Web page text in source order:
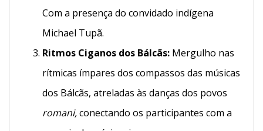
Com a presença do convidado indígena
Michael Tupã.
Ritmos Ciganos dos Bálcãs: Mergulho nas
rítmicas ímpares dos compassos das músicas
dos Bálcãs, atreladas às danças dos povos
romani,conectando os participantes com a